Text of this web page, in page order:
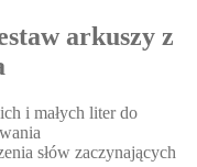
arkuszy z
i małych liter do
słów zaczynających